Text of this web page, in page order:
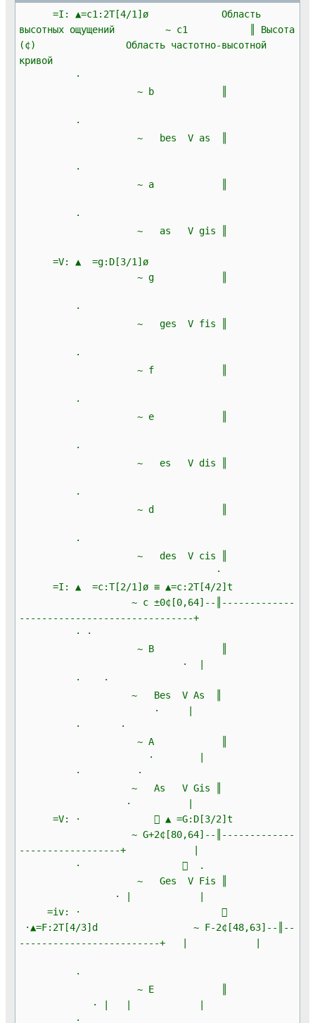
=I: ▲=c1:2T[4/1]ø Область
высотных ощущений ~ c1 ║ Высота
(¢) Область частотно-высотной
кривой
·
~ b ║
·
~ bes V as ║
·
~ a ║
·
~ as V gis ║
=V: ▲ =g:D[3/1]ø
~ g ║
·
~ ges V fis ║
·
~ f ║
·
~ e ║
·
~ es V dis ║
·
~ d ║
·
~ des V cis ║
·
=I: ▲ =c:T[2/1]ø ≡ ▲=c:2T[4/2]t
~ c ±0¢[0,64]--║-------------
-------------------------------+
· ·
~ B ║
· |
· ·
~ Bes V As ║
· |
· ·
~ A ║
· |
· ·
~ As V Gis ║
· |
=V: ·  ▲ =G:D[3/2]t
~ G+2¢[80,64]--║-------------
------------------+ |
·  .
~ Ges V Fis ║
· | |
=iv: · 
·▲=F:2T[4/3]d ~ F-2¢[48,63]--║--
-------------------------+ | |
·
~ E ║
· | | |
·